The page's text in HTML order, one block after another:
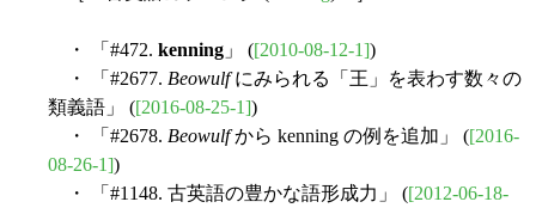
・ 「#472. kenning 」 ([2010-08-12-1])
・ 「#2677. Beowulfにみられる「王」を表わす数々の
類義語」 ([2016-08-25-1])
・ 「#2678. Beowulfから kenning の例を追加」 ([2016-
08-26-1])
・ 「#1148. 古英語の豊かな語形成力」 ([2012-06-18-